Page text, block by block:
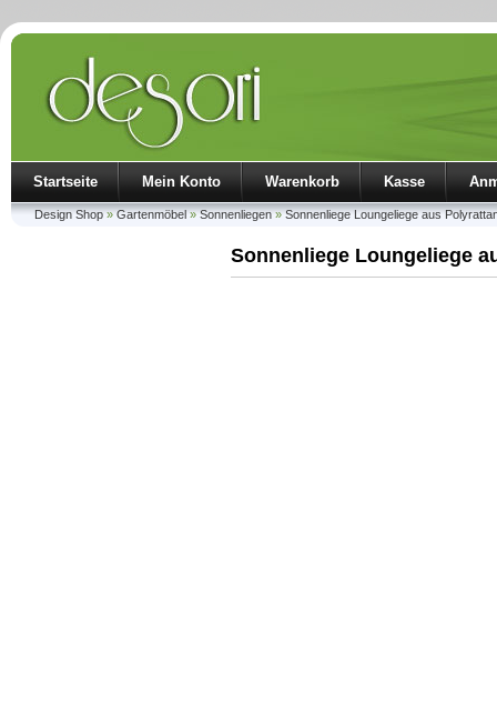
Startseite Mein Konto Warenkorb Kasse
Design Shop»Gartenmöbel»Sonnenliegen»Sonnenliege Loungeliege aus
Sonnenliege Loungeliege